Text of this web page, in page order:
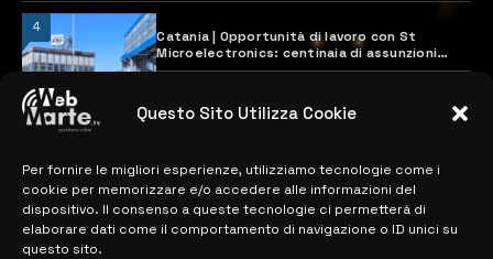
Questo Sito Utilizza Cookie
Per fornire le migliori esperienze, utilizziamo tecnologie come i
cookie per memorizzare e/o accedere alle informazioni del
dispositivo. Il consenso a queste tecnologie ci permetterà di
elaborare dati come il comportamento di navigazione o ID unici su
questo sito.
4
Catania | Opportunità di lavoro con St
Microelectronics: centinaia di assunzioni
previste
MAPPA DEL SITO
> NOTIZIE